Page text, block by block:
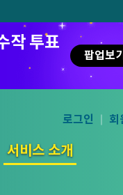
작 투표
팝업보기
서비스 소개
로그인 회